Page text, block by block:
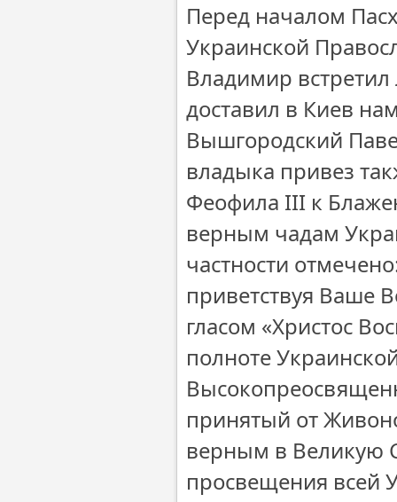
Перед началом
Украинской
Владимир
доставил в Киев
Вышгородский
владыка привез
Феофила III к
верным чадам
частности
приветствуя Ваше
гласом «Христос
полноте
принятый от
верным в Великую
просвещения всей